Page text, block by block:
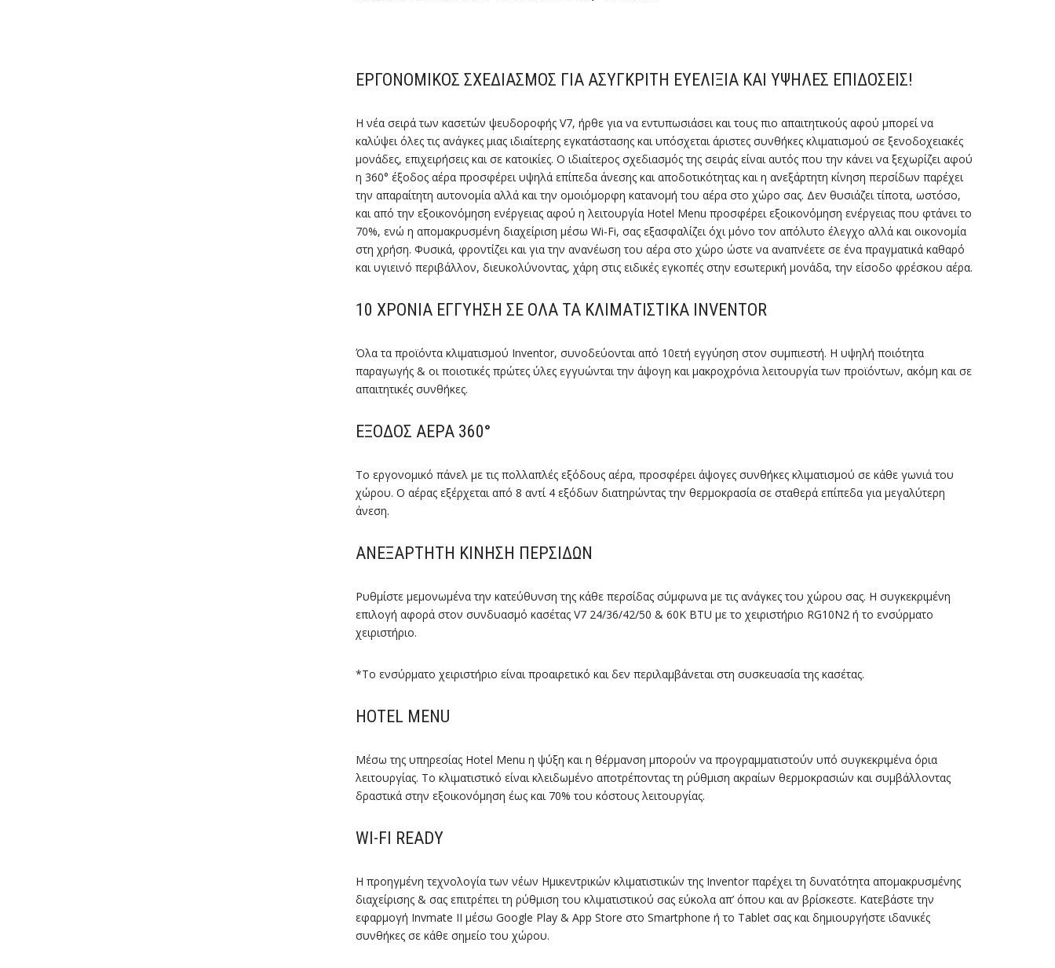
ΕΡΓΟΝΟΜΙΚΌΣ ΣΧΕΔΙΑΣΜΌΣ ΓΙΑ ΑΣΎΓΚΡΙΤΗ ΕΥΕΛΙΞΊΑ ΚΑΙ ΥΨΗΛΈΣ ΕΠΙΔΌΣΕΙΣ!
Η νέα σειρά των κασετών ψευδοροφής V7, ήρθε για να εντυπωσιάσει και τους πιο απαιτητικούς αφού μπορεί να
καλύψει όλες τις ανάγκες μιας ιδιαίτερης εγκατάστασης και υπόσχεται άριστες συνθήκες κλιματισμού σε ξενοδοχειακές
μονάδες, επιχειρήσεις και σε κατοικίες. Ο ιδιαίτερος σχεδιασμός της σειράς είναι αυτός που την κάνει να ξεχωρίζει αφού
η 360° έξοδος αέρα προσφέρει υψηλά επίπεδα άνεσης και αποδοτικότητας και η ανεξάρτητη κίνηση περσίδων παρέχει
την απαραίτητη αυτονομία αλλά και την ομοιόμορφη κατανομή του αέρα στο χώρο σας. Δεν θυσιάζει τίποτα, ωστόσο,
και από την εξοικονόμηση ενέργειας αφού η λειτουργία Hotel Menu προσφέρει εξοικονόμηση ενέργειας που φτάνει το
70%, ενώ η απομακρυσμένη διαχείριση μέσω Wi-Fi, σας εξασφαλίζει όχι μόνο τον απόλυτο έλεγχο αλλά και οικονομία
στη χρήση. Φυσικά, φροντίζει και για την ανανέωση του αέρα στο χώρο ώστε να αναπνέετε σε ένα πραγματικά καθαρό
και υγιεινό περιβάλλον, διευκολύνοντας, χάρη στις ειδικές εγκοπές στην εσωτερική μονάδα, την είσοδο φρέσκου αέρα.
10 ΧΡΌΝΙΑ ΕΓΓΎΗΣΗ ΣΕ ΌΛΑ ΤΑ ΚΛΙΜΑΤΙΣΤΙΚΆ INVENTOR
Όλα τα προϊόντα κλιματισμού Inventor, συνοδεύονται από 10ετή εγγύηση στον συμπιεστή. Η υψηλή ποιότητα
παραγωγής & οι ποιοτικές πρώτες ύλες εγγυώνται την άψογη και μακροχρόνια λειτουργία των προϊόντων, ακόμη και σε
απαιτητικές συνθήκες.
ΈΞΟΔΟΣ ΑΈΡΑ 360°
Το εργονομικό πάνελ με τις πολλαπλές εξόδους αέρα, προσφέρει άψογες συνθήκες κλιματισμού σε κάθε γωνιά του
χώρου. Ο αέρας εξέρχεται από 8 αντί 4 εξόδων διατηρώντας την θερμοκρασία σε σταθερά επίπεδα για μεγαλύτερη
άνεση.
ΑΝΕΞΆΡΤΗΤΗ ΚΊΝΗΣΗ ΠΕΡΣΊΔΩΝ
Ρυθμίστε μεμονωμένα την κατεύθυνση της κάθε περσίδας σύμφωνα με τις ανάγκες του χώρου σας. Η συγκεκριμένη
επιλογή αφορά στον συνδυασμό κασέτας V7 24/36/42/50 & 60Κ BTU με το χειριστήριο RG10N2 ή το ενσύρματο
χειριστήριο.
*Το ενσύρματο χειριστήριο είναι προαιρετικό και δεν περιλαμβάνεται στη συσκευασία της κασέτας.
HOTEL MENU
Μέσω της υπηρεσίας Hotel Menu η ψύξη και η θέρμανση μπορούν να προγραμματιστούν υπό συγκεκριμένα όρια
λειτουργίας. Το κλιματιστικό είναι κλειδωμένο αποτρέποντας τη ρύθμιση ακραίων θερμοκρασιών και συμβάλλοντας
δραστικά στην εξοικονόμηση έως και 70% του κόστους λειτουργίας.
WI-FI READY
Η προηγμένη τεχνολογία των νέων Ημικεντρικών κλιματιστικών της Inventor παρέχει τη δυνατότητα απομακρυσμένης
διαχείρισης & σας επιτρέπει τη ρύθμιση του κλιματιστικού σας εύκολα απ’ όπου και αν βρίσκεστε. Κατεβάστε την
εφαρμογή Invmate II μέσω Google Play & App Store στο Smartphone ή το Tablet σας και δημιουργήστε ιδανικές
συνθήκες σε κάθε σημείο του χώρου.